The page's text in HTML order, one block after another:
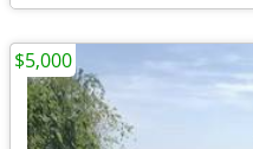
$5,000